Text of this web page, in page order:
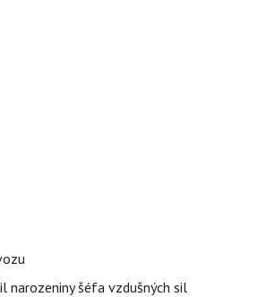
narozeniny šéfa vzdušných sil